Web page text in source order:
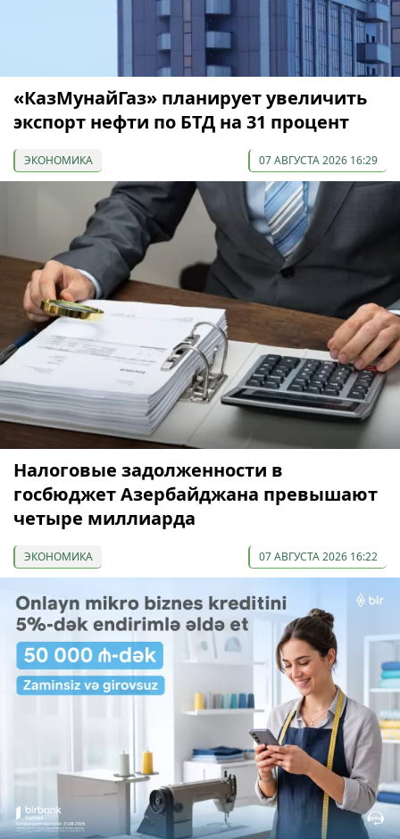
«КазМунайГаз» планирует увеличить
экспорт нефти по БТД на 31 процент
ЭКОНОМИКА 07 АВГУСТА 2026 16:29
Налоговые задолженности в
госбюджет Азербайджана превышают
четыре миллиарда
ЭКОНОМИКА 07 АВГУСТА 2026 16:22